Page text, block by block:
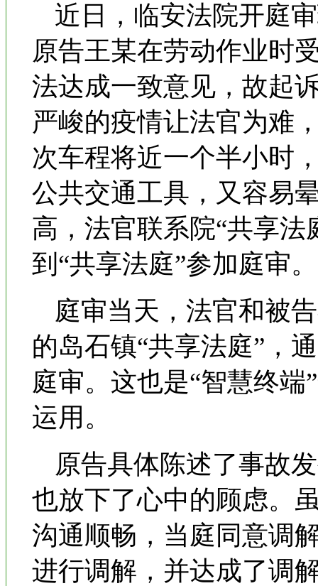
近日，临安法院开庭
原告王某在劳动作业时
法达成一致意见，故起
严峻的疫情让法官为难
次车程将近一个半小时
公共交通工具，又容易
高，法官联系院“共享
到“共享法庭”参加庭审。
庭审当天，法官和被
的岛石镇“共享法庭”，
庭审。这也是“智慧终
运用。
原告具体陈述了事故
也放下了心中的顾虑。
沟通顺畅，当庭同意调
进行调解，并达成了调